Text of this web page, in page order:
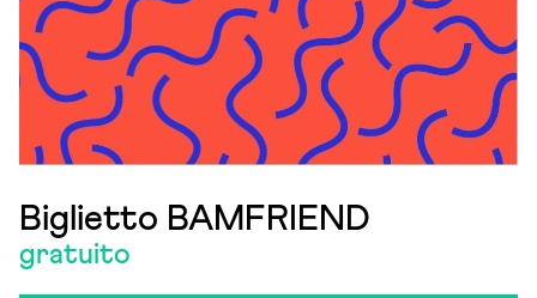
Biglietto BAMFRIEND
gratuito